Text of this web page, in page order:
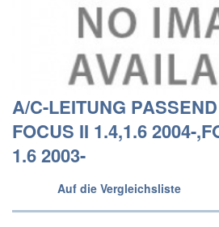
A/C-LEITUNG
FOCUS II 1.4,1.6 2004-
1.6 2003-
Auf die Vergleichsliste